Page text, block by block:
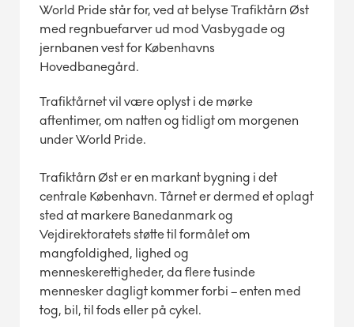
World Pride står for, ved at belyse Trafiktårn Øst
med regnbuefarver ud mod Vasbygade og
jernbanen vest for Københavns
Hovedbanegård.
Trafiktårnet vil være oplyst i de mørke
aftentimer, om natten og tidligt om morgenen
under World Pride.
Trafiktårn Øst er en markant bygning i det
centrale København. Tårnet er dermed et oplagt
sted at markere Banedanmark og
Vejdirektoratets støtte til formålet om
mangfoldighed, lighed og
menneskerettigheder, da flere tusinde
mennesker dagligt kommer forbi – enten med
tog, bil, til fods eller på cykel.